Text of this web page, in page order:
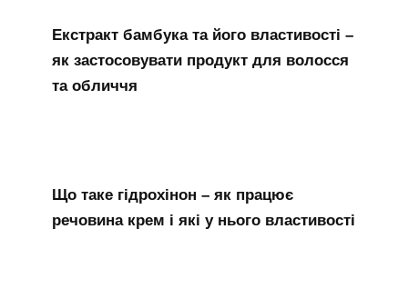
Екстракт бамбука та його властивості –
як застосовувати продукт для волосся
та обличчя
Що таке гідрохінон – як працює
речовина крем і які у нього властивості